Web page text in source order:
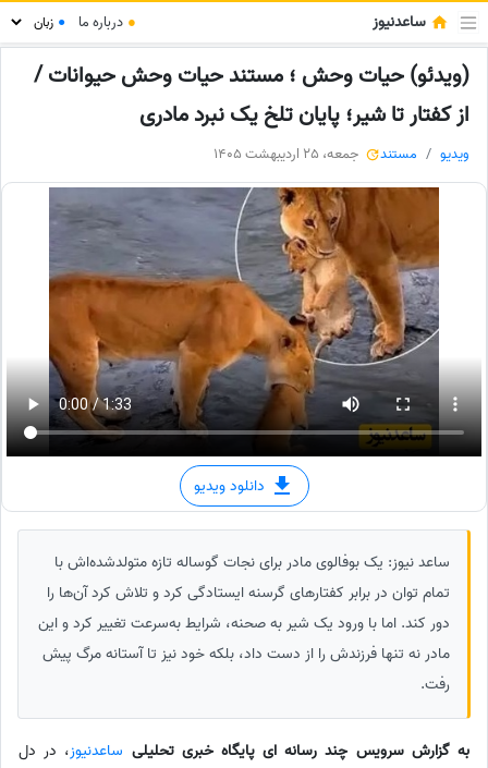
ساعدنیوز ● درباره ما ●
(ویدئو) حیات وحش ؛ مستند حیات وحش حیوانات /
از کفتار تا شیر؛ پایان تلخ یک نبرد مادری
ویدیو مستند جمعه، 25 اردیبهشت 1405
دانلود ویدیو
ساعد نیوز: یک بوفالوی مادر برای نجات گوساله تازه‌ متولدشده‌اش با
تمام توان در برابر کفتارهای گرسنه ایستادگی کرد و تلاش کرد آن‌ها را
دور کند. اما با ورود یک شیر به صحنه، شرایط به‌سرعت تغییر کرد و این
مادر نه‌ تنها فرزندش را از دست داد، بلکه خود نیز تا آستانه مرگ پیش
رفت.
به گزارش سرویس چند رسانه ای پایگاه خبری تحلیلی ساعدنیوز، در دل